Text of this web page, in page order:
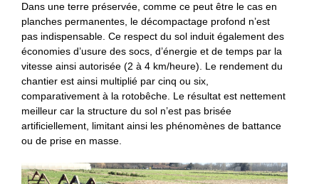
Dans une terre préservée, comme ce peut être le cas en
planches permanentes, le décompactage profond n’est
pas indispensable. Ce respect du sol induit également des
économies d’usure des socs, d’énergie et de temps par la
vitesse ainsi autorisée (2 à 4 km/heure). Le rendement du
chantier est ainsi multiplié par cinq ou six,
comparativement à la rotobêche. Le résultat est nettement
meilleur car la structure du sol n’est pas brisée
artificiellement, limitant ainsi les phénomènes de battance
ou de prise en masse.